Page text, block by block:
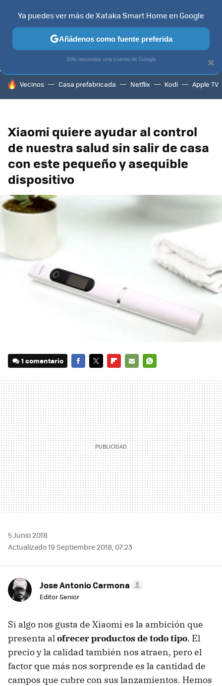
TELEVISORES CONTENIDOS SMART TV SELECCIÓN
HOY SE HABLA DE
Vecinos Casa prefabricada Netflix Kodi Apple TV
Xiaomi quiere ayudar al control
de nuestra salud sin salir de casa
con este pequeño y asequible
dispositivo
1 comentario
MAIL
5 Junio 2018
Actualizado 19 Septiembre 2018, 07:23
Jose Antonio Carmona
Editor Senior
Si algo nos gusta de Xiaomi es la ambición que
presenta alofrecer productos de todo tipo. El
precio y la calidad también nos atraen, pero el
factor que más nos sorprende es la cantidad de
campos que cubre con sus lanzamientos. Hemos
×
Ya puedes ver más de Xataka Smart Home en Google
Añádenos como fuente preferida
Solo necesitas una cuenta de Google